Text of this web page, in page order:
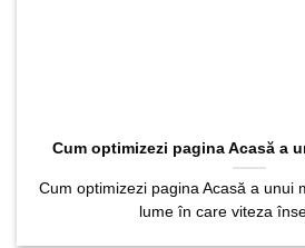
Cum optimizezi pagina Acasă a
Cum optimizezi pagina Acasă a unui
lume în care viteza